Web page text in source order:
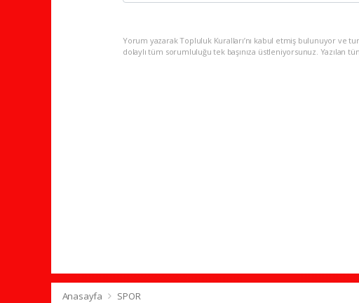
Yorum yazarak Topluluk Kuralları’nı kabul etmiş bulunuyor ve
dolaylı tüm sorumluluğu tek başınıza üstleniyorsunuz.
Anasayfa SPOR